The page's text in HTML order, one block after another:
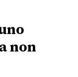
non